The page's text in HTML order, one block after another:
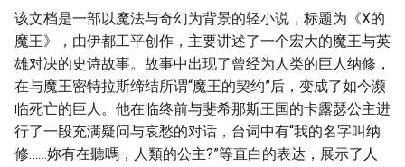
该文档是一部以魔法与奇幻为背景的轻小说，标题为《X的
魔王》，由伊都工平创作，主要讲述了一个宏大的魔王与英
雄对决的史诗故事。故事中出现了曾经为人类的巨人纳修，
在与魔王密特拉斯缔结所谓“魔王的契约”后，变成了如今濒
临死亡的巨人。他在临终前与斐希那斯王国的卡露瑟公主进
行了一段充满疑问与哀愁的对话，台词中有“我的名字叫纳
修……妳有在聽嗎，人類的公主?”等直白的表达，展示了人